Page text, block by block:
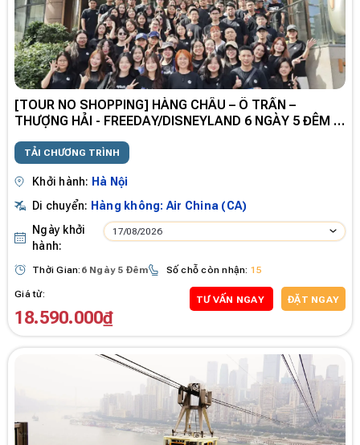
[TOUR NO SHOPPING] HÀNG CHÂU – Ô TRẤN –
THƯỢNG HẢI - FREEDAY/DISNEYLAND 6 NGÀY 5 ĐÊM -
TẢI CHƯƠNG TRÌNH
Khởi hành: Hà Nội
Di chuyển: Hàng không: Air China (CA)
Ngày khởi
hành:
17/08/2026
Thời Gian: 6 Ngày 5 Đêm Số chỗ còn nhận: 15
Giá từ:
18.590.000₫
TƯ VẤN NGAY ĐẶT NGAY